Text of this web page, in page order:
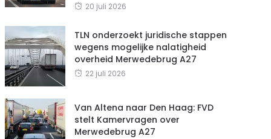
20 juli 2026
TLN onderzoekt juridische stappen
wegens mogelijke nalatigheid
overheid Merwedebrug A27
22 juli 2026
Van Altena naar Den Haag: FVD
stelt Kamervragen over
Merwedebrug A27